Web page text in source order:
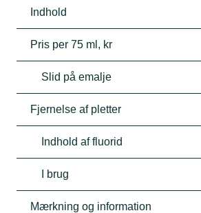
Indhold
Pris per 75 ml, kr
Slid på emalje
Fjernelse af pletter
Indhold af fluorid
I brug
Mærkning og information